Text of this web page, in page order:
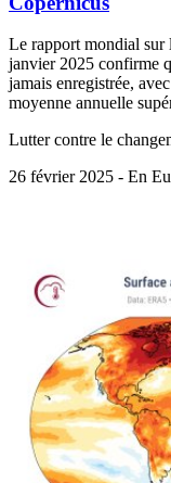
Le rapport mondial sur
janvier 2025 confirme
jamais enregistrée,
moyenne annuelle
Lutter contre le
26 février 2025 - En